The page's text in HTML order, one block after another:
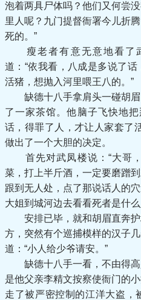
泡着两具尸体吗？他们又何尝
里人呢？九门提督衙署今儿折
死的。”
瘦老者有意无意地看了
道：“依我看，八成是多说了
活猪，想抛入河里喂王八的。”
缺德十八手拿肩头一碰胡眉
了一家茶馆。他脑子飞快地
话，得罪了人，才让人家套了
做出了一个大胆的决定。
首先对武凤楼说：“大哥，
菜，打上半斤酒，一定要磨蹭
跟到无人处，点了那说话人的
大姐到城河边去看看死者是什么
安排已毕，就和胡眉直奔护
方，突然有个巡捕模样的汉子
道：“小人给少爷请安。”
缺德十八手一看，不由得高
是他父亲李精文按察使衙门的
走了被严密控制的江洋大盗，